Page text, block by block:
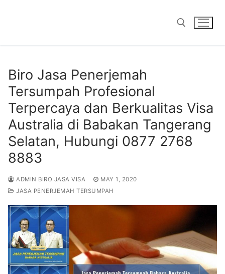
Biro Jasa Penerjemah
Tersumpah Profesional
Terpercaya dan Berkualitas Visa
Australia di Babakan Tangerang
Selatan, Hubungi 0877 2768
8883
ADMIN BIRO JASA VISA
MAY 1, 2020
JASA PENERJEMAH TERSUMPAH